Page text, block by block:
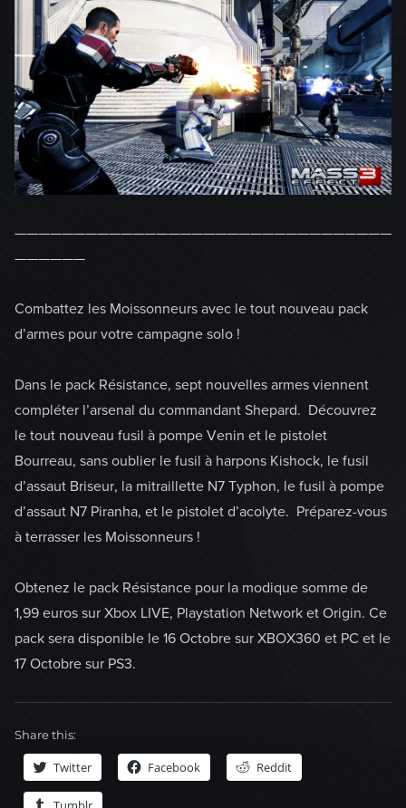
————————————————————————————————
——————
Combattez les Moissonneurs avec le tout nouveau pack
d’armes pour votre campagne solo !
Dans le pack Résistance, sept nouvelles armes viennent
compléter l’arsenal du commandant Shepard. Découvrez
le tout nouveau fusil à pompe Venin et le pistolet
Bourreau, sans oublier le fusil à harpons Kishock, le fusil
d’assaut Briseur, la mitraillette N7 Typhon, le fusil à pompe
d’assaut N7 Piranha, et le pistolet d’acolyte. Préparez-vous
à terrasser les Moissonneurs !
Obtenez le pack Résistance pour la modique somme de
1,99 euros sur Xbox LIVE, Playstation Network et Origin. Ce
pack sera disponible le 16 Octobre sur XBOX360 et PC et le
17 Octobre sur PS3.
Share this:
Twitter Facebook Reddit